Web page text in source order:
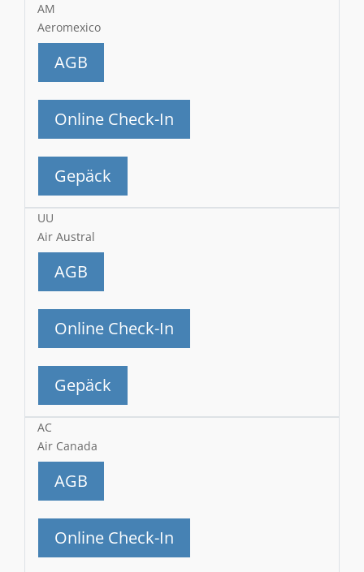
AM
Aeromexico
AGB
Online Check-In
Gepäck
UU
Air Austral
AGB
Online Check-In
Gepäck
AC
Air Canada
AGB
Online Check-In